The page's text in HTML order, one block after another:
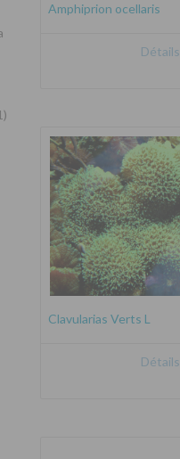
Amphiprion ocellaris
Détails
Clavularias Verts L
Détails